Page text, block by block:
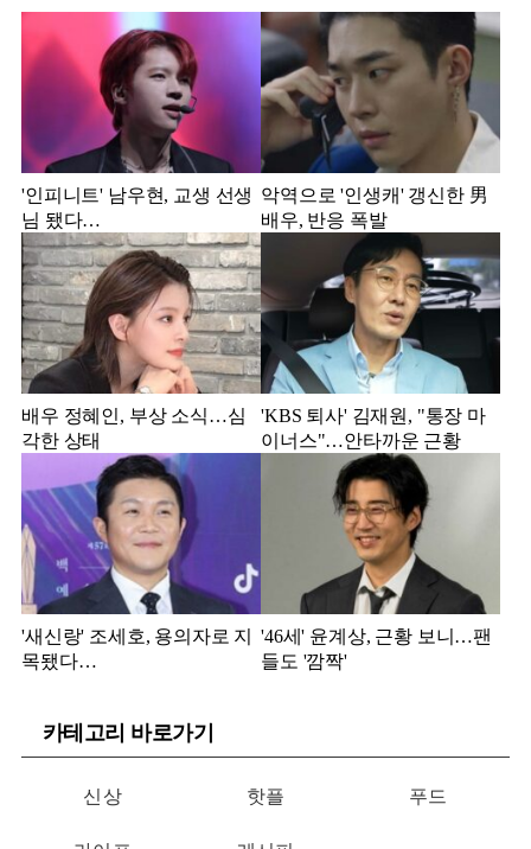
'인피니트' 남우현, 교생 선생
님 됐다…
악역으로 '인생캐' 갱신한 男
배우, 반응 폭발
배우 정혜인, 부상 소식…심
각한 상태
'KBS 퇴사' 김재원, "통장 마
이너스"…안타까운 근황
'새신랑' 조세호, 용의자로 지
목됐다…
'46세' 윤계상, 근황 보니…팬
들도 '깜짝'
카테고리 바로가기
신상 핫플 푸드